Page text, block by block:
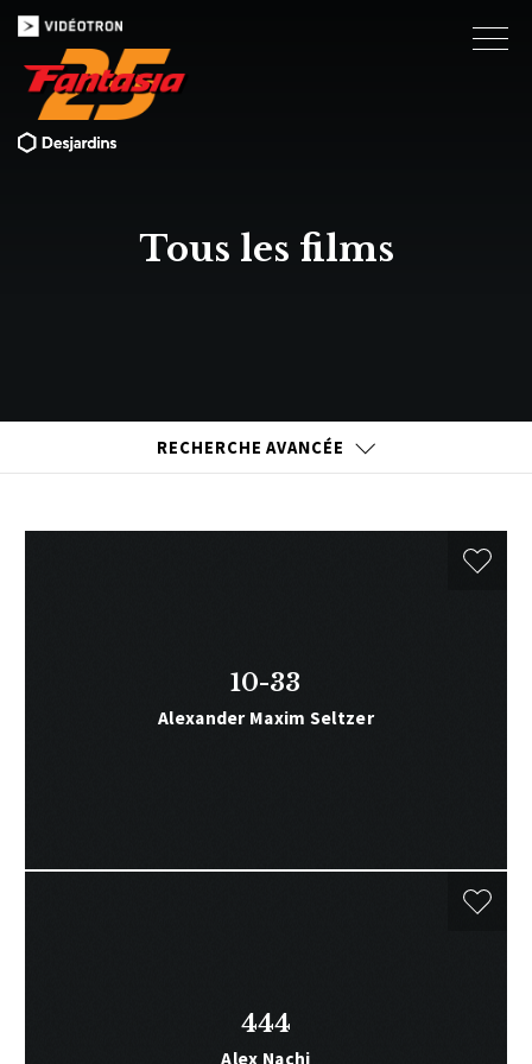
Tous les films
RECHERCHE AVANCÉE
10-33
Alexander Maxim Seltzer
444
Alex Nachi